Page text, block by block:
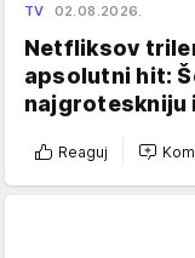
TV 02.08.2026.
Netfliksov
apsolutni hit:
najgroteskniju
Reaguj